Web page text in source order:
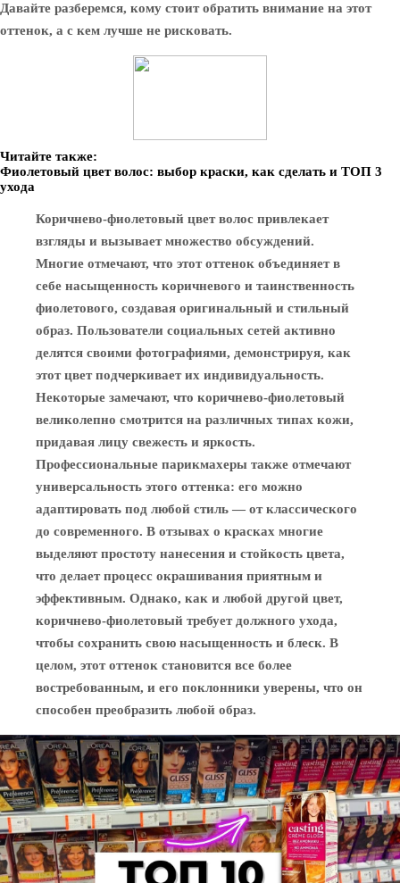
Давайте разберемся, кому стоит обратить внимание на этот
оттенок, а с кем лучше не рисковать.
Читайте также:
Фиолетовый цвет волос: выбор краски, как сделать и ТОП 3
ухода
Коричнево-фиолетовый цвет волос привлекает
взгляды и вызывает множество обсуждений.
Многие отмечают, что этот оттенок объединяет в
себе насыщенность коричневого и таинственность
фиолетового, создавая оригинальный и стильный
образ. Пользователи социальных сетей активно
делятся своими фотографиями, демонстрируя, как
этот цвет подчеркивает их индивидуальность.
Некоторые замечают, что коричнево-фиолетовый
великолепно смотрится на различных типах кожи,
придавая лицу свежесть и яркость.
Профессиональные парикмахеры также отмечают
универсальность этого оттенка: его можно
адаптировать под любой стиль — от классического
до современного. В отзывах о красках многие
выделяют простоту нанесения и стойкость цвета,
что делает процесс окрашивания приятным и
эффективным. Однако, как и любой другой цвет,
коричнево-фиолетовый требует должного ухода,
чтобы сохранить свою насыщенность и блеск. В
целом, этот оттенок становится все более
востребованным, и его поклонники уверены, что он
способен преобразить любой образ.